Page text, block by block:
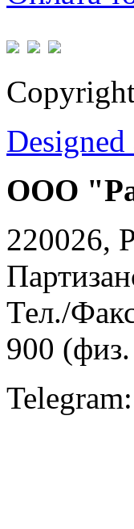
ООО
220026,
Тел./
900
Telegram: